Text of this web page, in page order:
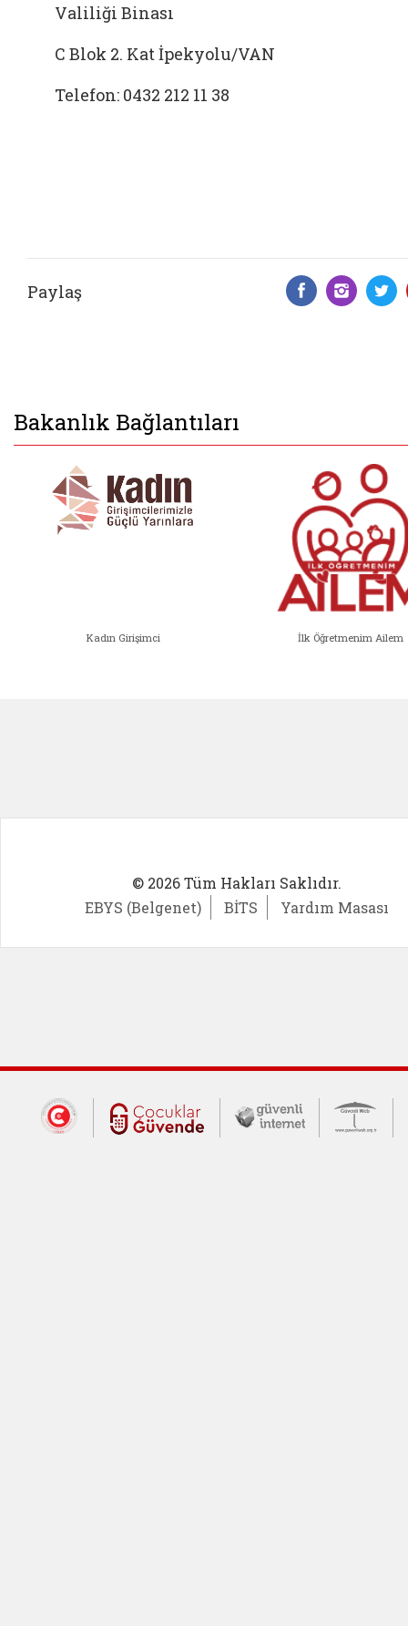
Valiliği Binası
C Blok 2. Kat İpekyolu/VAN
Telefon: 0432 212 11 38
Paylaş
Bakanlık Bağlantıları
Kadın Girişimci İlk Öğretmenim Ailem
© 2026 Tüm Hakları Saklıdır.
EBYS (Belgenet)
BİTS Yardım Masası
Dış Bağlantılar
Cumhurbaşkanlığı İletişim Merkezi
Çocuklar Güvende (yeni
Güvenli